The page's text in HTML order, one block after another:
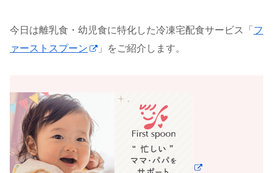
今日は離乳食・幼児食に特化した冷凍宅配食サービス「 フ
ァーストスプーン
」をご紹介します。